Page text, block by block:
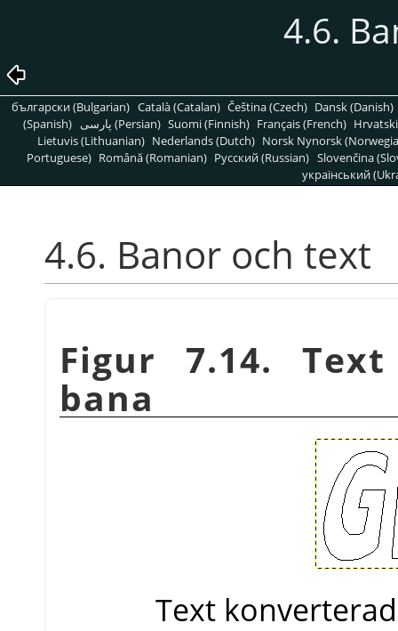
4.6.
български (Bulgarian) Català (Catalan) Čeština (Czech) Dansk (Danish)
(Spanish)
پارسی (Persian) Suomi (Finnish) Français (French)
Lietuvis (Lithuanian) Nederlands (Dutch) Norsk Nynorsk
Portuguese) Română (Romanian) Pусский (Russian) Slovenčina
український
4.6. Banor och text
Figur 7.14.
bana
Text